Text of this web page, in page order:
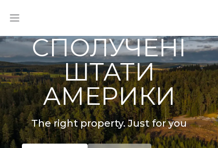
СПОЛУЧЕНІ
ШТАТИ
АМЕРИКИ
The right property. Just for you